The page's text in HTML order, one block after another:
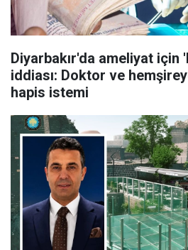
Diyarbakır'da ameliyat için
iddiası: Doktor ve
hapis istemi